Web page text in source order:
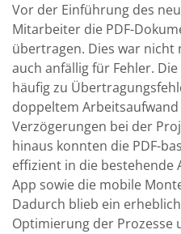
Vor der Einführung des
Mitarbeiter die PDF-
übertragen. Dies war
auch anfällig für Fehler.
häufig zu
doppeltem
Verzögerungen bei der
hinaus konnten die PDF-
effizient in die bestehende
App sowie die mobile
Dadurch blieb ein
Optimierung der Prozesse